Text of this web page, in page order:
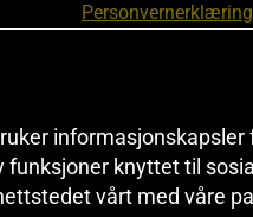
Personvernerklæring
Informasjon om
reklamasjon
Cookieinnstillinger
funksjoner knyttet til
vårt med våre